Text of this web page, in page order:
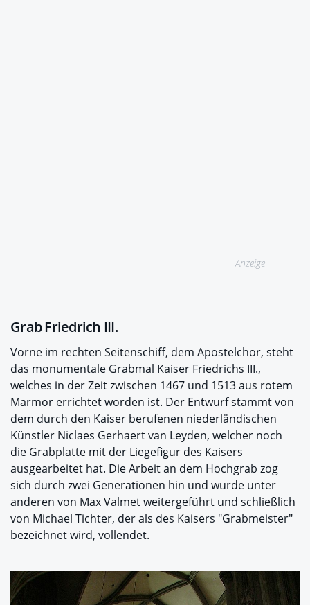
Anzeige
Grab Friedrich III.
Vorne im rechten Seitenschiff, dem Apostelchor, steht
das monumentale Grabmal Kaiser Friedrichs III.,
welches in der Zeit zwischen 1467 und 1513 aus rotem
Marmor errichtet worden ist. Der Entwurf stammt von
dem durch den Kaiser berufenen niederländischen
Künstler Niclaes Gerhaert van Leyden, welcher noch
die Grabplatte mit der Liegefigur des Kaisers
ausgearbeitet hat. Die Arbeit an dem Hochgrab zog
sich durch zwei Generationen hin und wurde unter
anderen von Max Valmet weitergeführt und schließlich
von Michael Tichter, der als des Kaisers "Grabmeister"
bezeichnet wird, vollendet.